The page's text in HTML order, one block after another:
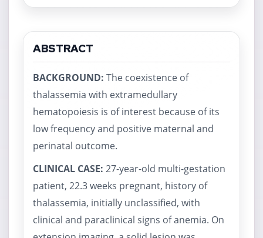
ABSTRACT
BACKGROUND: The coexistence of
thalassemia with extramedullary
hematopoiesis is of interest because of its
low frequency and positive maternal and
perinatal outcome.
CLINICAL CASE: 27-year-old multi-gestation
patient, 22.3 weeks pregnant, history of
thalassemia, initially unclassified, with
clinical and paraclinical signs of anemia. On